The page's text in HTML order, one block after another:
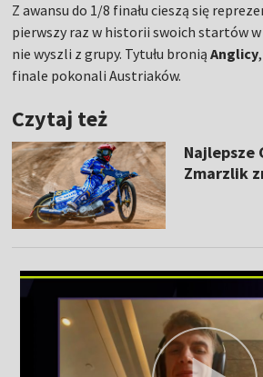
Z awansu do 1/8 finału cieszą się
pierwszy raz w historii swoich startów
nie wyszli z grupy. Tytułu broniąAnglicy
finale pokonali Austriaków.
Czytaj też
Najlepsze
Zmarzlik